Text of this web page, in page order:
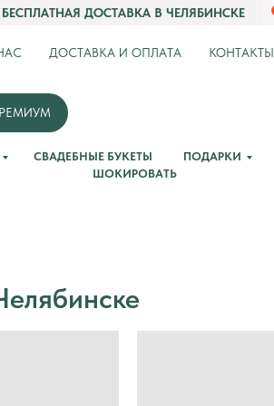
БЕСПЛАТНАЯ ДОСТАВКА В ЧЕЛЯБИНСКЕ
ДОСТАВКА И ОПЛАТА КОНТАКТЫ
СВАДЕБНЫЕ БУКЕТЫ ПОДАРКИ
ШОКИРОВАТЬ